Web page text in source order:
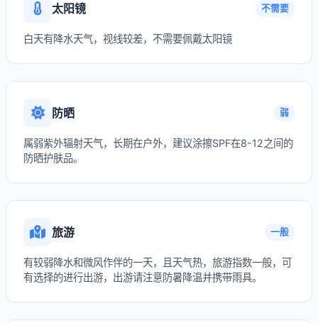
太阳镜 不需要
白天有降水天气，视线较差，不需要佩戴太阳镜
防晒 弱
属弱紫外辐射天气，长期在户外，建议涂擦SPF在8-12之间的
防晒护肤品。
旅游 一般
有较弱降水和微风作伴的一天，且天气热，旅游指数一般，可
有选择的进行出游，出游请注意防暑降温并携带雨具。